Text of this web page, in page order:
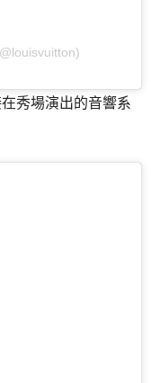
秀場演出的音響系